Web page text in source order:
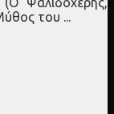
του ...